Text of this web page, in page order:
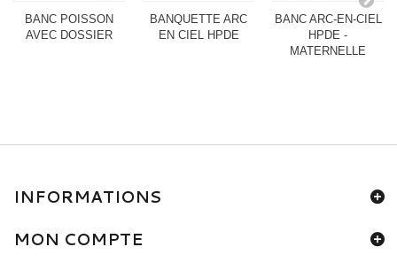
BANC POISSON
AVEC DOSSIER
BANQUETTE ARC
EN CIEL HPDE
BANC ARC-EN-CIEL
HPDE -
MATERNELLE
INFORMATIONS
MON COMPTE